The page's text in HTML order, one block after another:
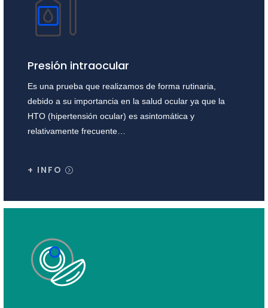
Presión intraocular
Es una prueba que realizamos de forma rutinaria,
debido a su importancia en la salud ocular ya que la
HTO (hipertensión ocular) es asintomática y
relativamente frecuente…
+ INFO